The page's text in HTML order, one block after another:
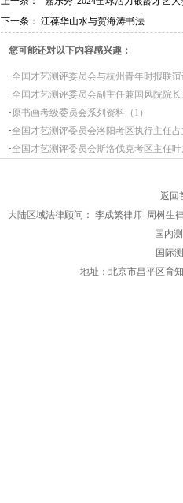
下一条： 江葆华山水与贺海涛书法
您可能还对以下内容感兴趣：
·全国才艺测评委员会与杭州青年时报联
·全国才艺测评委员会副主任兼国风院院
·原书画考级委员会系列资料（1）
·全国才艺测评委员会洛阳考区执行主任
·全国才艺测评委员会斯洛伐克考区主任
返回
大陆区域法律顾问： 李成繁律师 周树
国内测评
国际
地址：北京市昌平区